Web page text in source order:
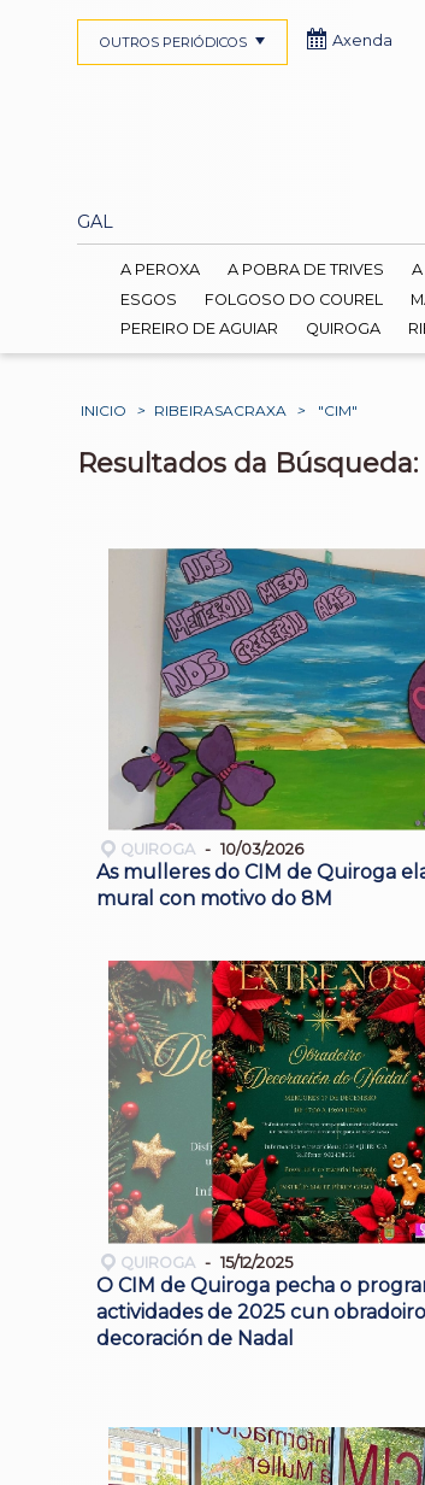
GAL
OUTROS PERIÓDICOS Axenda
A PEROXA A POBRA DE TRIVES
ESGOS
FOLGOSO DO COUREL
PEREIRO DE AGUIAR
QUIROGA
INICIO > RIBEIRASACRAXA > "CIM"
Resultados da
QUIROGA 10/03/2026
As mulleres do CIM de Quiroga
mural con motivo do 8M
QUIROGA 15/12/2025
O CIM de Quiroga pecha o
actividades de 2025 cun
decoración de Nadal